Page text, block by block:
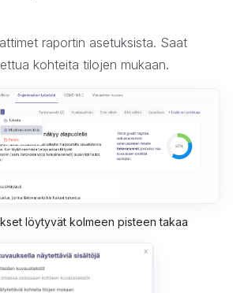
raportin asetuksista. Saat
kohteita tilojen mukaan.
löytyvät kolmeen pisteen takaa